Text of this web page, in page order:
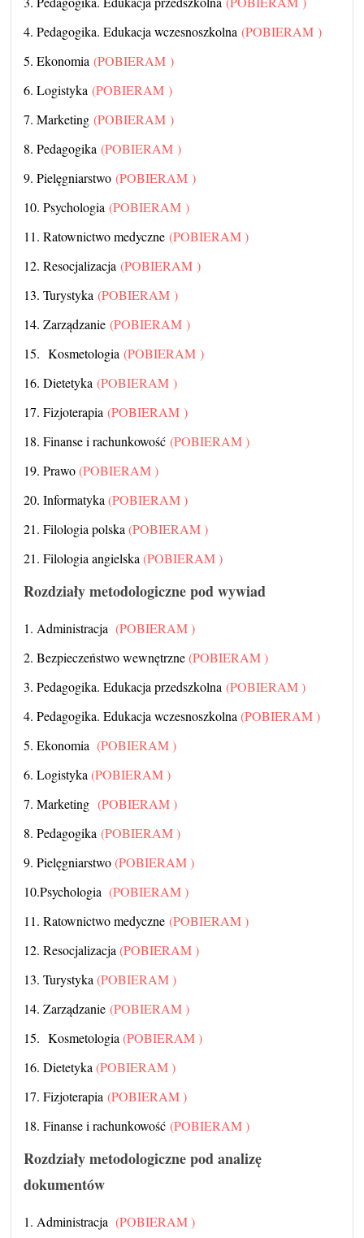
4. Pedagogika. Edukacja wczesnoszkolna (POBIERAM )
5. Ekonomia(POBIERAM )
6. Logistyka(POBIERAM )
7. Marketing(POBIERAM )
8. Pedagogika(POBIERAM )
9. Pielęgniarstwo(POBIERAM )
10. Psychologia(POBIERAM )
11. Ratownictwo medyczne(POBIERAM )
12. Resocjalizacja(POBIERAM )
13. Turystyka(POBIERAM )
14. Zarządzanie(POBIERAM )
15. Kosmetologia(POBIERAM )
16. Dietetyka(POBIERAM )
17. Fizjoterapia(POBIERAM )
18. Finanse i rachunkowość(POBIERAM )
19. Prawo(POBIERAM )
20. Informatyka(POBIERAM )
21. Filologia polska(POBIERAM )
21. Filologia angielska(POBIERAM )
Rozdziały metodologiczne pod wywiad
1. Administracja (POBIERAM )
2. Bezpieczeństwo wewnętrzne(POBIERAM )
3. Pedagogika. Edukacja przedszkolna(POBIERAM )
4. Pedagogika. Edukacja wczesnoszkolna(POBIERAM )
5. Ekonomia(POBIERAM )
6. Logistyka(POBIERAM )
7. Marketing(POBIERAM )
8. Pedagogika(POBIERAM )
9. Pielęgniarstwo(POBIERAM )
10.Psychologia(POBIERAM )
11. Ratownictwo medyczne(POBIERAM )
12. Resocjalizacja(POBIERAM )
13. Turystyka(POBIERAM )
14. Zarządzanie(POBIERAM )
15. Kosmetologia(POBIERAM )
16. Dietetyka(POBIERAM )
17. Fizjoterapia(POBIERAM )
18. Finanse i rachunkowość(POBIERAM )
Rozdziały metodologiczne pod analizę
dokumentów
1. Administracja(POBIERAM )